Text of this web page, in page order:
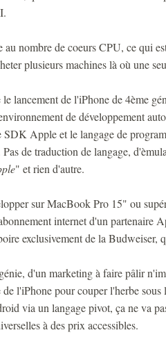
nombre de coeurs CPU, ce qui
plusieurs machines là où une
lancement de l'iPhone de 4ème
de développement
SDK Apple et le langage de
de traduction de langage,
" et rien d'autre.
sur MacBook Pro 15" ou
internet d'un partenaire
exclusivement de la Budweiser,
d'un marketing à faire pâlir
l'iPhone pour couper l'herbe sous
via un langage pivot, ça ne va
à des prix accessibles.